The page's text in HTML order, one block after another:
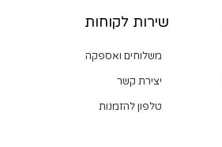
שירות לקוחות
משלוחים ואספקה
יצירת קשר
טלפון להזמנות